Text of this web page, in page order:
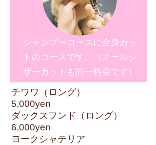
​シャンプーコースに全身カッ
トのコースです。（オールシ
ザーカットも同一料金です）
チワワ（ロング）
5,000yen
ダックスフンド（ロング）
6,000yen
ヨークシャテリア